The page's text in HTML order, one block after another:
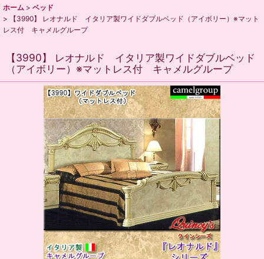
ホーム > ベッド
>
【3990】 レオナルド イタリア製ワイドダブルベッド（アイボリー）※マット
レス付 キャメルグループ
【3990】 レオナルド イタリア製ワイドダブルベッド
（アイボリー）※マットレス付 キャメルグループ